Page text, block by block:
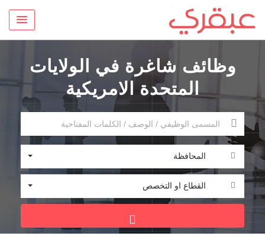
وظائف شاغرة في الولايات
المتحدة الامريكية
المحافظة
القطاع او التخصص